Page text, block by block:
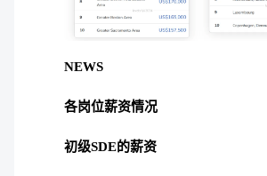
NEWS
各岗位薪资情况
初级SDE的薪资